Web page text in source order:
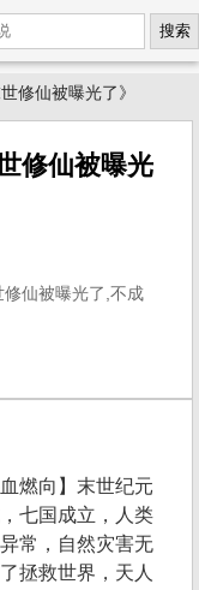
搜索
修仙被曝光了》
修仙被曝光
仙被曝光了,不成
燃向】末世纪元
七国成立，人类
常，自然灾害无
拯救世界，天人